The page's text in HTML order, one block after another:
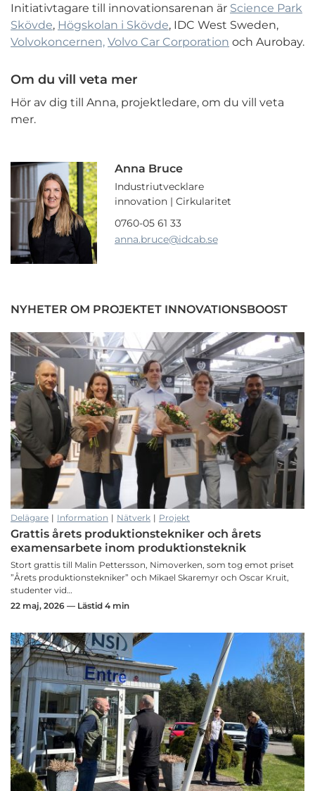
Initiativtagare till innovationsarenan är Science Park
Skövde, Högskolan i Skövde, IDC West Sweden,
Volvokoncernen, Volvo Car Corporation och Aurobay.
Om du vill veta mer
Hör av dig till Anna, projektledare, om du vill veta
mer.
Anna Bruce
Industriutvecklare
innovation | Cirkularitet
0760-05 61 33
anna.bruce@idcab.se
NYHETER OM PROJEKTET INNOVATIONSBOOST
Delägare | Information | Nätverk | Projekt
Grattis årets produktionstekniker och årets
examensarbete inom produktionsteknik
Stort grattis till Malin Pettersson, Nimoverken, som tog emot priset
”Årets produktionstekniker” och Mikael Skaremyr och Oscar Kruit,
studenter vid…
22 maj, 2026 — Lästid 4 min